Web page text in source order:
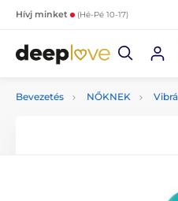
Hívj minket (Hé-Pé 10-17)
Bevezetés NŐKNEK